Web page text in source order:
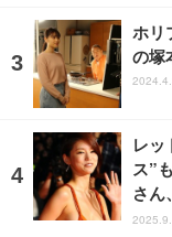
ホリ
の塚
レッ
ス”
さん